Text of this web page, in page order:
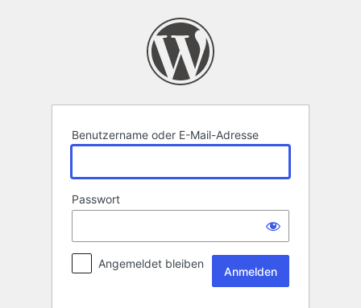
Benutzername oder E-Mail-Adresse
Passwort
Angemeldet bleiben